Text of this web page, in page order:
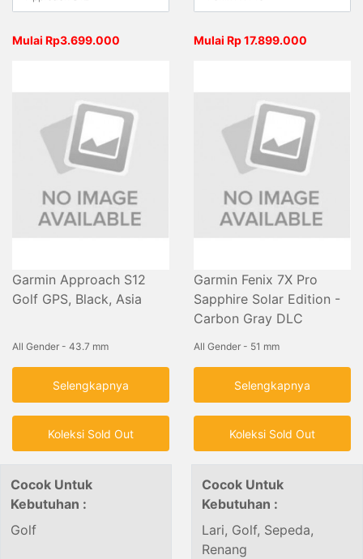
Mulai Rp3.699.000
Garmin Approach S12
Golf GPS, Black, Asia
All Gender - 43.7 mm
Selengkapnya
Koleksi Sold Out
Mulai Rp 17.899.000
Garmin Fenix 7X Pro
Sapphire Solar Edition -
Carbon Gray DLC
All Gender - 51 mm
Selengkapnya
Koleksi Sold Out
Cocok Untuk
Kebutuhan :
Golf
Cocok Untuk
Kebutuhan :
Lari, Golf, Sepeda,
Renang